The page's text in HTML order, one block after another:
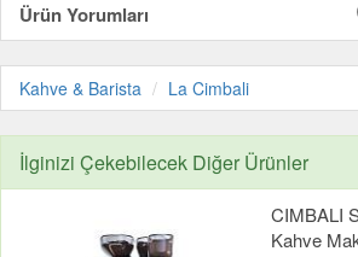
Ürün Yorumları
Kahve & Barista La Cimbali
İlginizi Çekebilecek Diğer Ürünler
CIMBALI
Kahve